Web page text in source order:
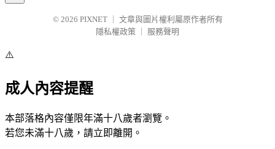
© 2026 PIXNET
文章與圖片權利屬原作者所有
隱私權政策
服務聲明
⚠️
成人內容提醒
本部落格內容僅限年滿十八歲者瀏覽。
若您未滿十八歲，請立即離開。